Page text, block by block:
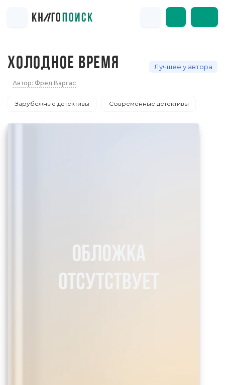
ХОЛОДНОЕ ВРЕМЯ Лучшее у автора
Автор: Фред Варгас
Зарубежные детективы Современные детективы